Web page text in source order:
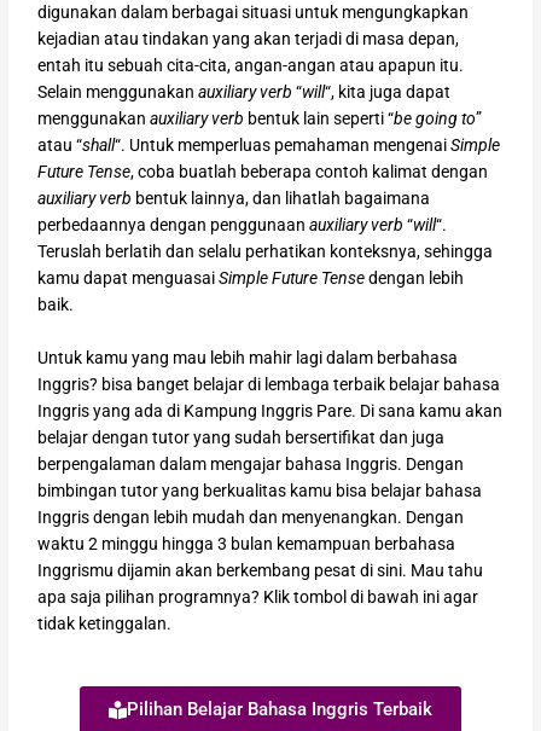
digunakan dalam berbagai situasi untuk mengungkapkan
kejadian atau tindakan yang akan terjadi di masa depan,
entah itu sebuah cita-cita, angan-angan atau apapun itu.
Selain menggunakanauxiliary verb “will“, kita juga dapat
menggunakanauxiliary verb bentuk lain seperti “be going to”
atau “shall“. Untuk memperluas pemahaman mengenaiSimple
Future Tense, coba buatlah beberapa contoh kalimat dengan
auxiliary verb bentuk lainnya, dan lihatlah bagaimana
perbedaannya dengan penggunaanauxiliary verb “will“.
Teruslah berlatih dan selalu perhatikan konteksnya, sehingga
kamu dapat menguasaiSimple Future Tensedengan lebih
baik.
Untuk kamu yang mau lebih mahir lagi dalam berbahasa
Inggris? bisa banget belajar di lembaga terbaik belajar bahasa
Inggris yang ada di Kampung Inggris Pare. Di sana kamu akan
belajar dengan tutor yang sudah bersertifikat dan juga
berpengalaman dalam mengajar bahasa Inggris. Dengan
bimbingan tutor yang berkualitas kamu bisa belajar bahasa
Inggris dengan lebih mudah dan menyenangkan. Dengan
waktu 2 minggu hingga 3 bulan kemampuan berbahasa
Inggrismu dijamin akan berkembang pesat di sini. Mau tahu
apa saja pilihan programnya? Klik tombol di bawah ini agar
tidak ketinggalan.
Pilihan Belajar Bahasa Inggris Terbaik